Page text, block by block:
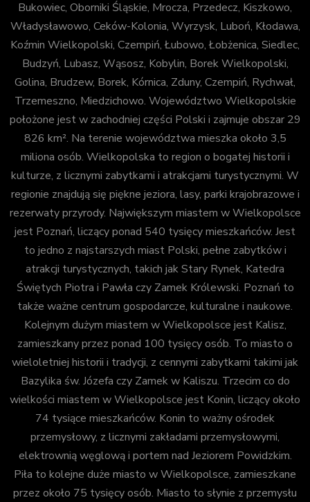
Bukowiec, Oborniki Śląskie, Mrocza, Przedecz, Kiszkowo,
Władysławowo, Ceków-Kolonia, Wyrzysk, Luboń, Kłodawa,
Koźmin Wielkopolski, Czempiń, Łubowo, Łobżenica, Siedlec,
Budzyń, Lubasz, Wąsosz, Kobylin, Borek Wielkopolski,
Golina, Brudzew, Borek, Kórnica, Zduny, Czempiń, Rychwał,
Trzemeszno, Miedzichowo. Województwo Wielkopolskie
położone jest w zachodniej części Polski i zajmuje obszar 29
826 km². Na terenie województwa mieszka około 3,5
miliona osób. Wielkopolska to region o bogatej historii i
kulturze, z licznymi zabytkami i atrakcjami turystycznymi. W
regionie znajdują się piękne jeziora, lasy, parki krajobrazowe i
rezerwaty przyrody. Największym miastem w Wielkopolsce
jest Poznań, liczący ponad 540 tysięcy mieszkańców. Jest
to jedno z najstarszych miast Polski, pełne zabytków i
atrakcji turystycznych, takich jak Stary Rynek, Katedra
Świętych Piotra i Pawła czy Zamek Królewski. Poznań to
także ważne centrum gospodarcze, kulturalne i naukowe.
Kolejnym dużym miastem w Wielkopolsce jest Kalisz,
zamieszkany przez ponad 100 tysięcy osób. To miasto o
wieloletniej historii i tradycji, z cennymi zabytkami takimi jak
Bazylika św. Józefa czy Zamek w Kaliszu. Trzecim co do
wielkości miastem w Wielkopolsce jest Konin, liczący około
74 tysiące mieszkańców. Konin to ważny ośrodek
przemysłowy, z licznymi zakładami przemysłowymi,
elektrownią węglową i portem nad Jeziorem Powidzkim.
Piła to kolejne duże miasto w Wielkopolsce, zamieszkane
przez około 75 tysięcy osób. Miasto to słynie z przemysłu